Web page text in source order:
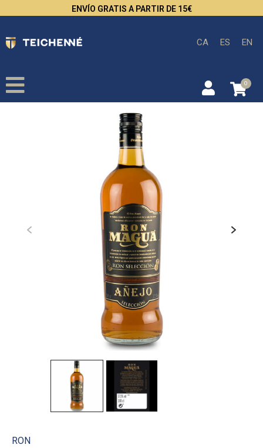
ENVÍO GRATIS A PARTIR DE 15€
CA ES EN
0
RON